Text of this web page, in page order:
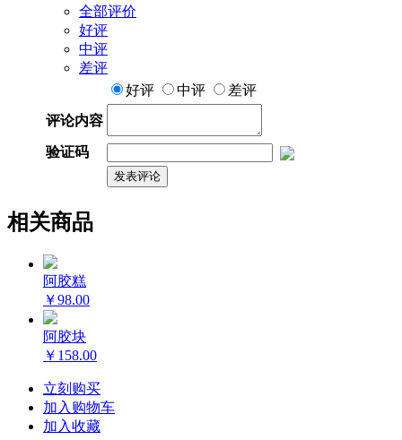
全部评价
好评
中评
差评
好评
中评
差评
评论内容
验证码
相关商品
阿胶糕
￥98.00
阿胶块
￥158.00
立刻购买
加入购物车
加入收藏